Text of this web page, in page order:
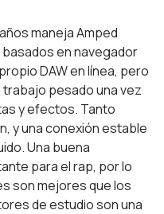
maneja Amped
basados en navegador
DAW en línea, pero
pesado una vez
y efectos. Tanto
y una conexión estable
Una buena
para el rap, por lo
son mejores que los
de estudio son una